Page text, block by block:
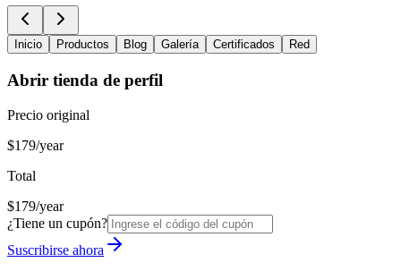
Inicio Productos Blog Galería Certificados Red
Abrir tienda de perfil
Precio original
$179/year
Total
$179/year
¿Tiene un cupón?
Suscribirse ahora